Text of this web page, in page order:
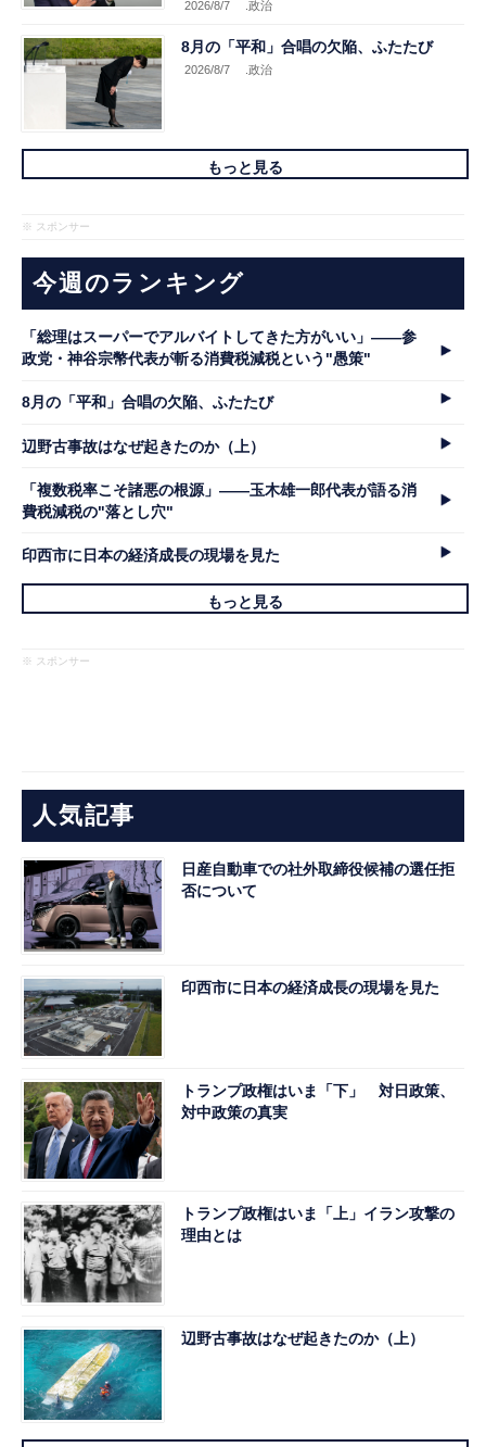
2026/8/7 .政治
8月の「平和」合唱の欠陥、ふたたび
2026/8/7 .政治
もっと見る
※ スポンサー
今週のランキング
「総理はスーパーでアルバイトしてきた方がいい」――参
政党・神谷宗幣代表が斬る消費税減税という"愚策"
8月の「平和」合唱の欠陥、ふたたび
辺野古事故はなぜ起きたのか（上）
「複数税率こそ諸悪の根源」――玉木雄一郎代表が語る消
費税減税の"落とし穴"
印西市に日本の経済成長の現場を見た
もっと見る
※ スポンサー
人気記事
日産自動車での社外取締役候補の選任拒
否について
印西市に日本の経済成長の現場を見た
トランプ政権はいま「下」 対日政策、
対中政策の真実
トランプ政権はいま「上」イラン攻撃の
理由とは
辺野古事故はなぜ起きたのか（上）